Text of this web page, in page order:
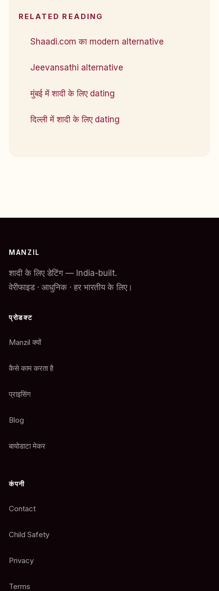
RELATED READING
Shaadi.com का modern alternative
Jeevansathi alternative
मुंबई में शादी के लिए dating
दिल्ली में शादी के लिए dating
MANZIL
शादी के लिए डेटिंग — India-built.
वेरीफाइड · आधुनिक · हर भारतीय के लिए।
प्रोडक्ट
Manzil क्यों
कैसे काम करता है
प्राइसिंग
Blog
बायोडाटा मेकर
कंपनी
Contact
Child Safety
Privacy
Terms